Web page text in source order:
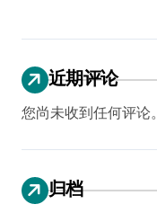
近期评论
您尚未收到任何评论。
归档